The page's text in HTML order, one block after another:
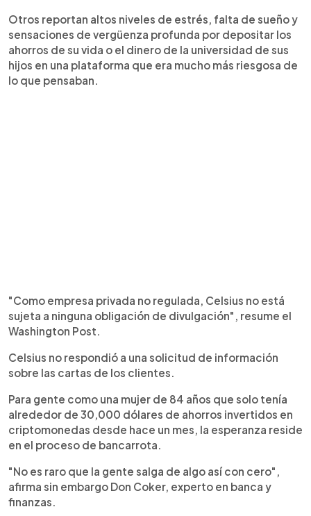
Otros reportan altos niveles de estrés, falta de sueño y
sensaciones de vergüenza profunda por depositar los
ahorros de su vida o el dinero de la universidad de sus
hijos en una plataforma que era mucho más riesgosa de
lo que pensaban.
"Como empresa privada no regulada, Celsius no está
sujeta a ninguna obligación de divulgación", resume el
Washington Post.
Celsius no respondió a una solicitud de información
sobre las cartas de los clientes.
Para gente como una mujer de 84 años que solo tenía
alrededor de 30,000 dólares de ahorros invertidos en
criptomonedas desde hace un mes, la esperanza reside
en el proceso de bancarrota.
"No es raro que la gente salga de algo así con cero",
afirma sin embargo Don Coker, experto en banca y
finanzas.